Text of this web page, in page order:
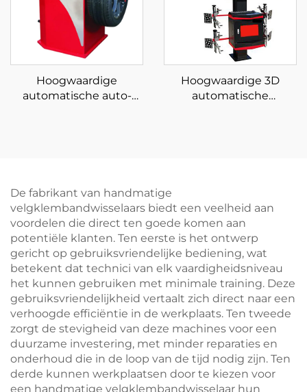
Hoogwaardige
automatische auto-
Hoogwaardige 3D
automatische
De fabrikant van handmatige
velgklembandwisselaars biedt een veelheid aan
voordelen die direct ten goede komen aan
potentiële klanten. Ten eerste is het ontwerp
gericht op gebruiksvriendelijke bediening, wat
betekent dat technici van elk vaardigheidsniveau
het kunnen gebruiken met minimale training. Deze
gebruiksvriendelijkheid vertaalt zich direct naar een
verhoogde efficiëntie in de werkplaats. Ten tweede
zorgt de stevigheid van deze machines voor een
duurzame investering, met minder reparaties en
onderhoud die in de loop van de tijd nodig zijn. Ten
derde kunnen werkplaatsen door te kiezen voor
een handmatige velgklembandwisselaar hun